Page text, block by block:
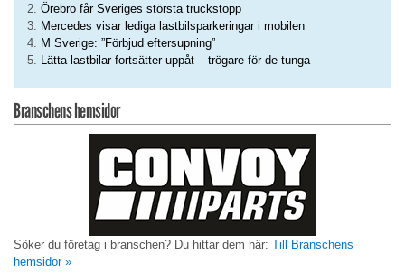
Örebro får Sveriges största truckstopp
Mercedes visar lediga lastbilsparkeringar i mobilen
M Sverige: ”Förbjud eftersupning”
Lätta lastbilar fortsätter uppåt – trögare för de tunga
Branschens hemsidor
Söker du företag i branschen? Du hittar dem här: Till Branschens
hemsidor »